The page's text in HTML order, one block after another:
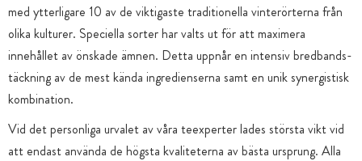
med ytterligare 10 av de viktigaste traditionella vinterörterna från
olika kulturer. Speciella sorter har valts ut för att maximera
innehållet av önskade ämnen. Detta uppnår en intensiv bredbands-
täckning av de mest kända ingredienserna samt en unik synergistisk
kombination.
Vid det personliga urvalet av våra teexperter lades största vikt vid
att endast använda de högsta kvaliteterna av bästa ursprung. Alla